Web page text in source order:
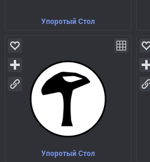
Упоротый Стол
Упоротый Стол